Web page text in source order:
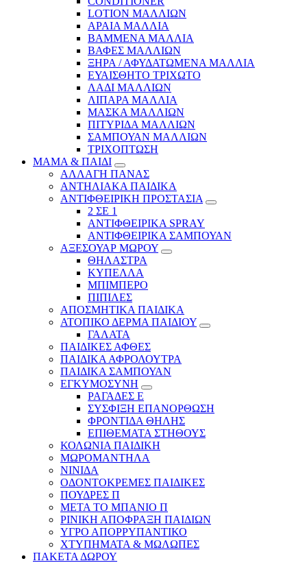
LOTION ΜΑΛΛΙΩΝ
ΑΡΑΙΑ ΜΑΛΛΙΑ
ΒΑΜΜΕΝΑ ΜΑΛΛΙΑ
ΒΑΦΕΣ ΜΑΛΛΙΩΝ
ΞΗΡΑ / ΑΦΥΔΑΤΩΜΕΝΑ ΜΑΛΛΙΑ
ΕΥΑΙΣΘΗΤΟ ΤΡΙΧΩΤΟ
ΛΑΔΙ ΜΑΛΛΙΩΝ
ΛΙΠΑΡΑ ΜΑΛΛΙΑ
ΜΑΣΚΑ ΜΑΛΛΙΩΝ
ΠΙΤΥΡΙΔΑ ΜΑΛΛΙΩΝ
ΣΑΜΠΟΥΑΝ ΜΑΛΛΙΩΝ
ΤΡΙΧΟΠΤΩΣΗ
ΜΑΜΑ & ΠΑΙΔΙ
ΑΛΛΑΓΗ ΠΑΝΑΣ
ΑΝΤΗΛΙΑΚΑ ΠΑΙΔΙΚΑ
ΑΝΤΙΦΘΕΙΡΙΚΗ ΠΡΟΣΤΑΣΙΑ
2 ΣΕ 1
ΑΝΤΙΦΘΕΙΡΙΚΑ SPRAY
ΑΝΤΙΦΘΕΙΡΙΚΑ ΣΑΜΠΟΥΑΝ
ΑΞΕΣΟΥΑΡ ΜΩΡΟΥ
ΘΗΛΑΣΤΡΑ
ΚΥΠΕΛΛΑ
ΜΠΙΜΠΕΡΟ
ΠΙΠΙΛΕΣ
ΑΠΟΣΜΗΤΙΚΑ ΠΑΙΔΙΚΑ
ΑΤΟΠΙΚΟ ΔΕΡΜΑ ΠΑΙΔΙΟΥ
ΓΑΛΑΤΑ
ΠΑΙΔΙΚΕΣ ΑΦΘΕΣ
ΠΑΙΔΙΚΑ ΑΦΡΟΛΟΥΤΡΑ
ΠΑΙΔΙΚΑ ΣΑΜΠΟΥΑΝ
ΕΓΚΥΜΟΣΥΝΗ
ΡΑΓΑΔΕΣ Ε
ΣΥΣΦΙΞΗ ΕΠΑΝΟΡΘΩΣΗ
ΦΡΟΝΤΙΔΑ ΘΗΛΗΣ
ΕΠΙΘΕΜΑΤΑ ΣΤΗΘΟΥΣ
ΚΟΛΩΝΙΑ ΠΑΙΔΙΚΗ
ΜΩΡΟΜΑΝΤΗΛΑ
ΝΙΝΙΔΑ
ΟΔΟΝΤΟΚΡΕΜΕΣ ΠΑΙΔΙΚΕΣ
ΠΟΥΔΡΕΣ Π
ΜΕΤΑ ΤΟ ΜΠΑΝΙΟ Π
ΡΙΝΙΚΗ ΑΠΟΦΡΑΞΗ ΠΑΙΔΙΩΝ
ΥΓΡΟ ΑΠΟΡΡΥΠΑΝΤΙΚΟ
ΧΤΥΠΗΜΑΤΑ & ΜΩΛΩΠΕΣ
ΠΑΚΕΤΑ ΔΩΡΟΥ